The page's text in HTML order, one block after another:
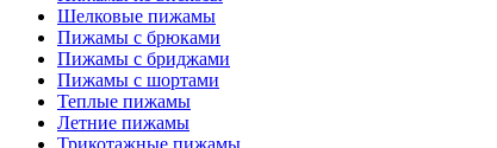
Шелковые пижамы
Пижамы с брюками
Пижамы с бриджами
Пижамы с шортами
Теплые пижамы
Летние пижамы
Трикотажные пижамы